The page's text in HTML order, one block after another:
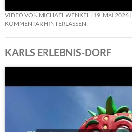
VIDEO VON MICHAEL WENKEL 19. MAI 2026
KOMMENTAR HINTERLASSEN
KARLS ERLEBNIS-DORF